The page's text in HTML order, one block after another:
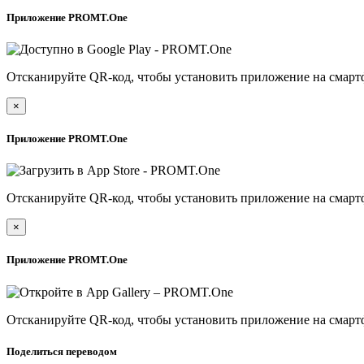
Приложение PROMT.One
Отсканируйте QR-код, чтобы установить приложение на
×
Приложение PROMT.One
Отсканируйте QR-код, чтобы установить приложение на
×
Приложение PROMT.One
Отсканируйте QR-код, чтобы установить приложение на
Поделиться переводом